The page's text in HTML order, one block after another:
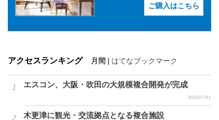
ご購入はこちら
アクセスランキング 月間 はてなブックマーク
エスコン、大阪・吹田の大規模複合開発が完成
2026/7/31
木更津に観光・交流拠点となる複合施設